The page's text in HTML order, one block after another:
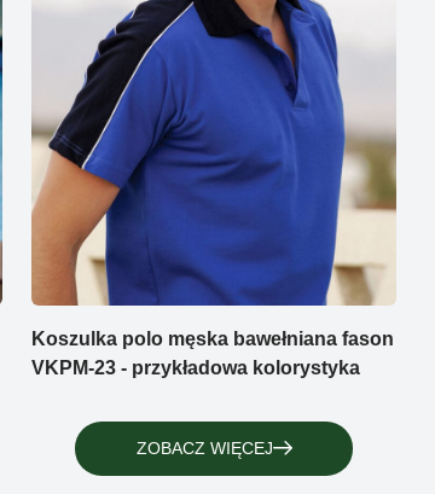
Koszulka polo męska bawełniana fason
VKPM-23 - przykładowa kolorystyka
ZOBACZ WIĘCEJ